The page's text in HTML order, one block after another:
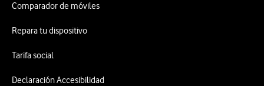
Comparador de móviles
Repara tu dispositivo
Tarifa social
Declaración Accesibilidad